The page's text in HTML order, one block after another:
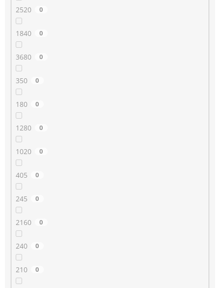
2520 0
1840 0
3680 0
350 0
180 0
1280 0
1020 0
405 0
245 0
2160 0
240 0
210 0